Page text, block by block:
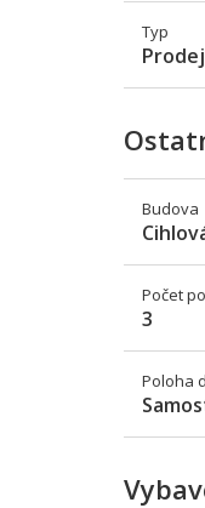
Typ
Prodej
Budova
Počet
3
Poloha